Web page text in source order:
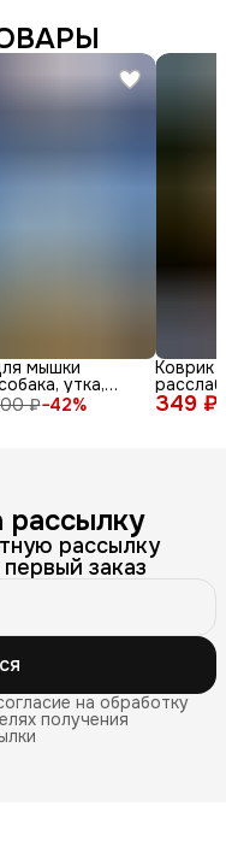
₽−42%
мышки
утка,
доска, ле 349 ₽
Коврик
рассылку
заказ
на обработку
получения